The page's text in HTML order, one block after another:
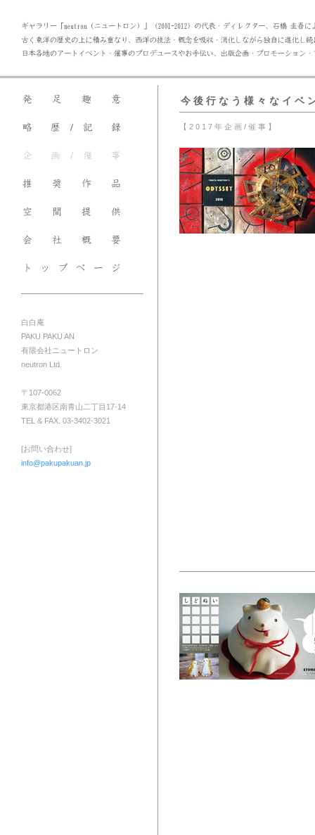
白白庵
PAKU PAKU AN
有限会社ニュートロン
neutron Ltd.
〒107-0062
東京都港区南青山二丁目17-14
TEL & FAX. 03-3402-3021
[お問い合わせ]
info@pakupakuan.jp
今 後 行 な う 様 々 な イ ベ
【 2 0 1 7 年 企 画 / 催 事 】